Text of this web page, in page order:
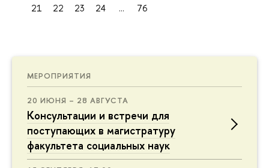
МЕРОПРИЯТИЯ
20 ИЮНЯ – 28 АВГУСТА
Консультации и встречи для
поступающих в магистратуру
факультета социальных наук
21
22 23 24 ... 76